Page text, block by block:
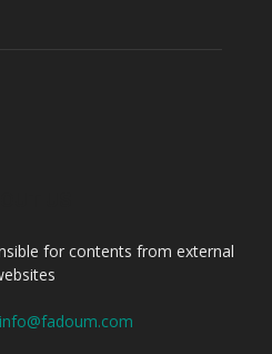
for contents from external
info@fadoum.com